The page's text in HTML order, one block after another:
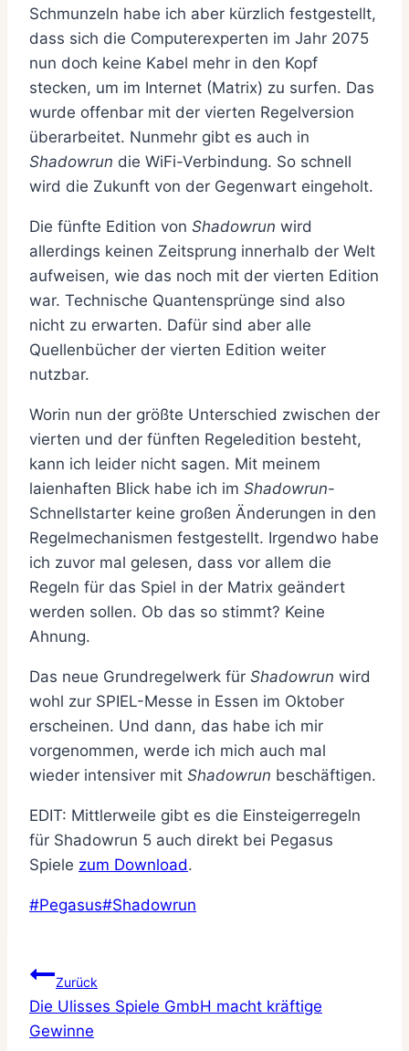
Schmunzeln habe ich aber kürzlich festgestellt,
dass sich die Computerexperten im Jahr 2075
nun doch keine Kabel mehr in den Kopf
stecken, um im Internet (Matrix) zu surfen. Das
wurde offenbar mit der vierten Regelversion
überarbeitet. Nunmehr gibt es auch in
Shadowrun die WiFi-Verbindung. So schnell
wird die Zukunft von der Gegenwart eingeholt.
Die fünfte Edition von Shadowrun wird
allerdings keinen Zeitsprung innerhalb der Welt
aufweisen, wie das noch mit der vierten Edition
war. Technische Quantensprünge sind also
nicht zu erwarten. Dafür sind aber alle
Quellenbücher der vierten Edition weiter
nutzbar.
Worin nun der größte Unterschied zwischen der
vierten und der fünften Regeledition besteht,
kann ich leider nicht sagen. Mit meinem
laienhaften Blick habe ich im Shadowrun-
Schnellstarter keine großen Änderungen in den
Regelmechanismen festgestellt. Irgendwo habe
ich zuvor mal gelesen, dass vor allem die
Regeln für das Spiel in der Matrix geändert
werden sollen. Ob das so stimmt? Keine
Ahnung.
Das neue Grundregelwerk für Shadowrun wird
wohl zur SPIEL-Messe in Essen im Oktober
erscheinen. Und dann, das habe ich mir
vorgenommen, werde ich mich auch mal
wieder intensiver mit Shadowrun beschäftigen.
EDIT: Mittlerweile gibt es die Einsteigerregeln
für Shadowrun 5 auch direkt bei Pegasus
Spiele zum Download.
Schlagworte:
#Pegasus#Shadowrun
Beitragsnavigation
Zurück
Die Ulisses Spiele GmbH macht kräftige
Gewinne